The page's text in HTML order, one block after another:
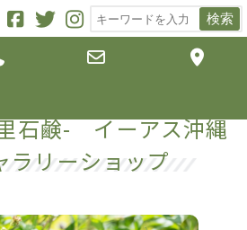
検索
 
石鹸- イーアス沖縄
ラリーショップ